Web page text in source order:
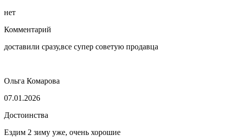
нет
Комментарий
доставили сразу,все супер советую продавца
Ольга Комарова
07.01.2026
Достоинства
Ездим 2 зиму уже, очень хорошие